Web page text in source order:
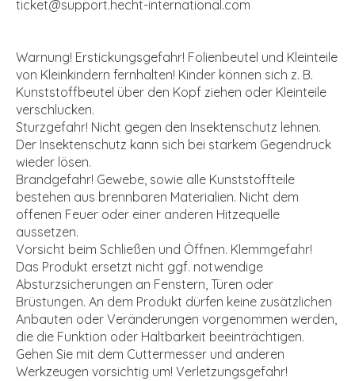
ticket@support.hecht-international.com
Warnung! Erstickungsgefahr! Folienbeutel und Kleinteile
von Kleinkindern fernhalten! Kinder können sich z. B.
Kunststoffbeutel über den Kopf ziehen oder Kleinteile
verschlucken.
Sturzgefahr! Nicht gegen den Insektenschutz lehnen.
Der Insektenschutz kann sich bei starkem Gegendruck
wieder lösen.
Brandgefahr! Gewebe, sowie alle Kunststoffteile
bestehen aus brennbaren Materialien. Nicht dem
offenen Feuer oder einer anderen Hitzequelle
aussetzen.
Vorsicht beim Schließen und Öffnen. Klemmgefahr!
Das Produkt ersetzt nicht ggf. notwendige
Absturzsicherungen an Fenstern, Türen oder
Brüstungen. An dem Produkt dürfen keine zusätzlichen
Anbauten oder Veränderungen vorgenommen werden,
die die Funktion oder Haltbarkeit beeinträchtigen.
Gehen Sie mit dem Cuttermesser und anderen
Werkzeugen vorsichtig um! Verletzungsgefahr!